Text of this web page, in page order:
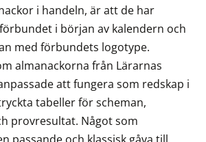
i handeln, är att de har
i början av kalendern och
med förbundets logotype.
almanackorna från Lärarnas
att fungera som redskap i
tabeller för scheman,
provresultat. Något som